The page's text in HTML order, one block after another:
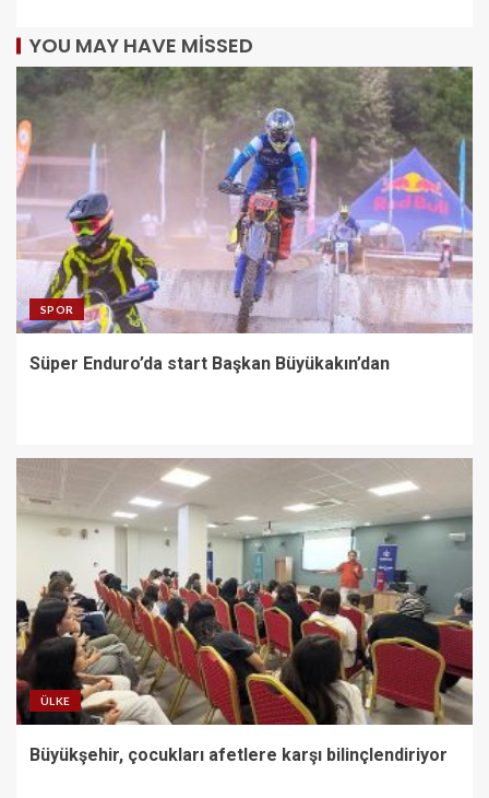
YOU MAY HAVE MISSED
SPOR
Süper Enduro’da start Başkan Büyükakın’dan
ÜLKE
Büyükşehir, çocukları afetlere karşı bilinçlendiriyor